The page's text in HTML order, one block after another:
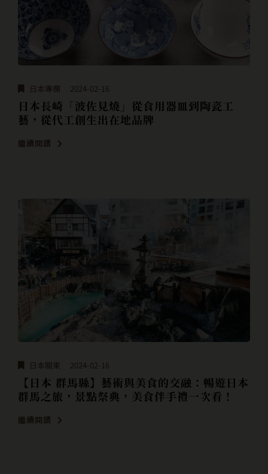
日本專欄 2024-02-16
日本長崎「波佐見燒」從食用器皿到陶瓷工
藝，從代工創生出在地品牌
繼續閱讀
日本關東 2024-02-16
【日本 群馬縣】藝術與美食的交融：暢遊日本
群馬之旅，景點祭典，美食伴手禮一次看！
繼續閱讀